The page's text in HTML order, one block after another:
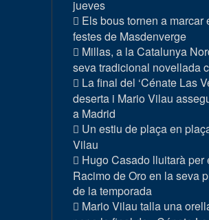
jueves
Els bous tornen a marcar
festes de Masdenverge
Millas, a la Catalunya
seva tradicional novellada
La final del ‘Cénate Las
deserta i Mario Vilau
a Madrid
Un estiu de plaça en
Vilau
Hugo Casado lluitarà per
Racimo de Oro en la seva
de la temporada
Mario Vilau talla una